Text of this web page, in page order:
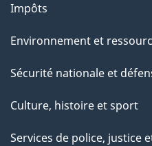
Impôts
Environnement et
Sécurité nationale et
Culture, histoire et sport
Services de police, justice